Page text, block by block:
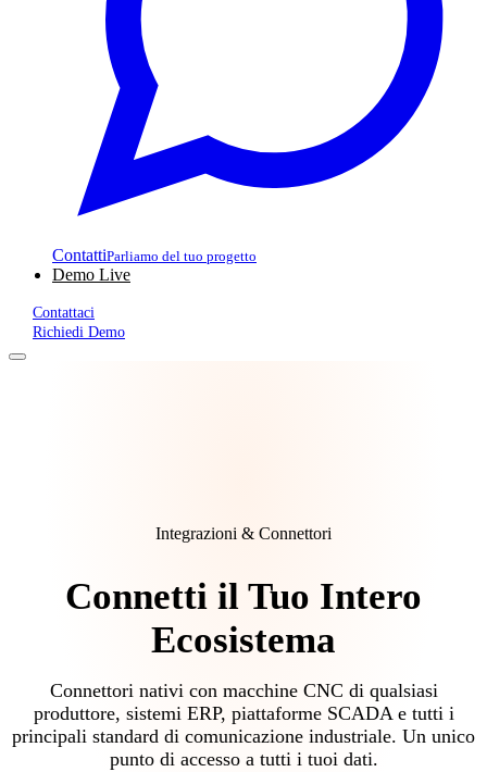
ContattiParliamo del tuo progetto
Demo Live
Contattaci
Richiedi Demo
Integrazioni & Connettori
Connetti il Tuo Intero
Ecosistema
Connettori nativi con macchine CNC di qualsiasi
produttore, sistemi ERP, piattaforme SCADA e tutti i
principali standard di comunicazione industriale. Un unico
punto di accesso a tutti i tuoi dati.